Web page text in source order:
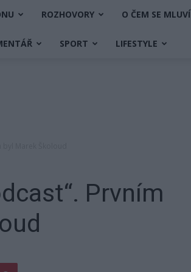
ROZHOVORY O ČEM SE MLUVÍ
SPORT LIFESTYLE
Prvním